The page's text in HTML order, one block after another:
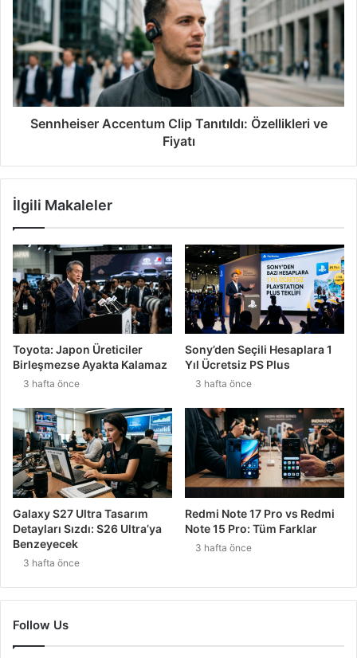
Sennheiser Accentum Clip Tanıtıldı: Özellikleri ve
Fiyatı
İlgili Makaleler
Toyota: Japon Üreticiler
Birleşmezse Ayakta Kalamaz
3 hafta önce
Sony’den Seçili Hesaplara 1
Yıl Ücretsiz PS Plus
3 hafta önce
Galaxy S27 Ultra Tasarım
Detayları Sızdı: S26 Ultra’ya
Benzeyecek
3 hafta önce
Redmi Note 17 Pro vs Redmi
Note 15 Pro: Tüm Farklar
3 hafta önce
Follow Us